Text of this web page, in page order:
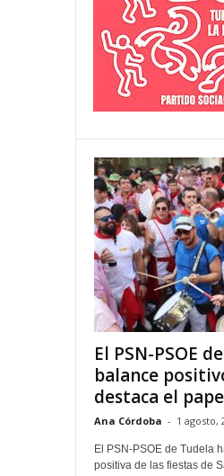
El PSN-PSOE
balance
destaca el
Ana Córdoba - 1 agosto,
El PSN-PSOE de Tudela
positiva de las fiestas de